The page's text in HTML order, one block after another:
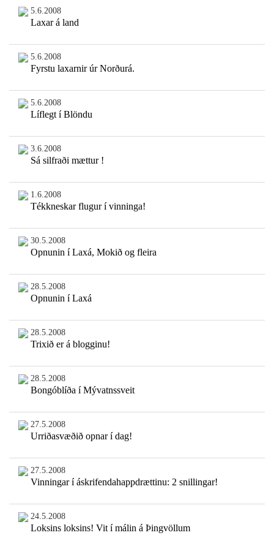
5.6.2008
Laxar á land
5.6.2008
Fyrstu laxarnir úr Norðurá.
5.6.2008
Líflegt í Blöndu
3.6.2008
Sá silfraði mættur !
1.6.2008
Tékkneskar flugur í vinninga!
30.5.2008
Opnunin í Laxá, Mokið og fleira
28.5.2008
Opnunin í Laxá
28.5.2008
Trixið er á blogginu!
28.5.2008
Bongóblíða í Mývatnssveit
27.5.2008
Urriðasvæðið opnar í dag!
27.5.2008
Vinningar í áskrifendahappdrættinu: 2 snillingar!
24.5.2008
Loksins loksins! Vit í málin á Þingvöllum